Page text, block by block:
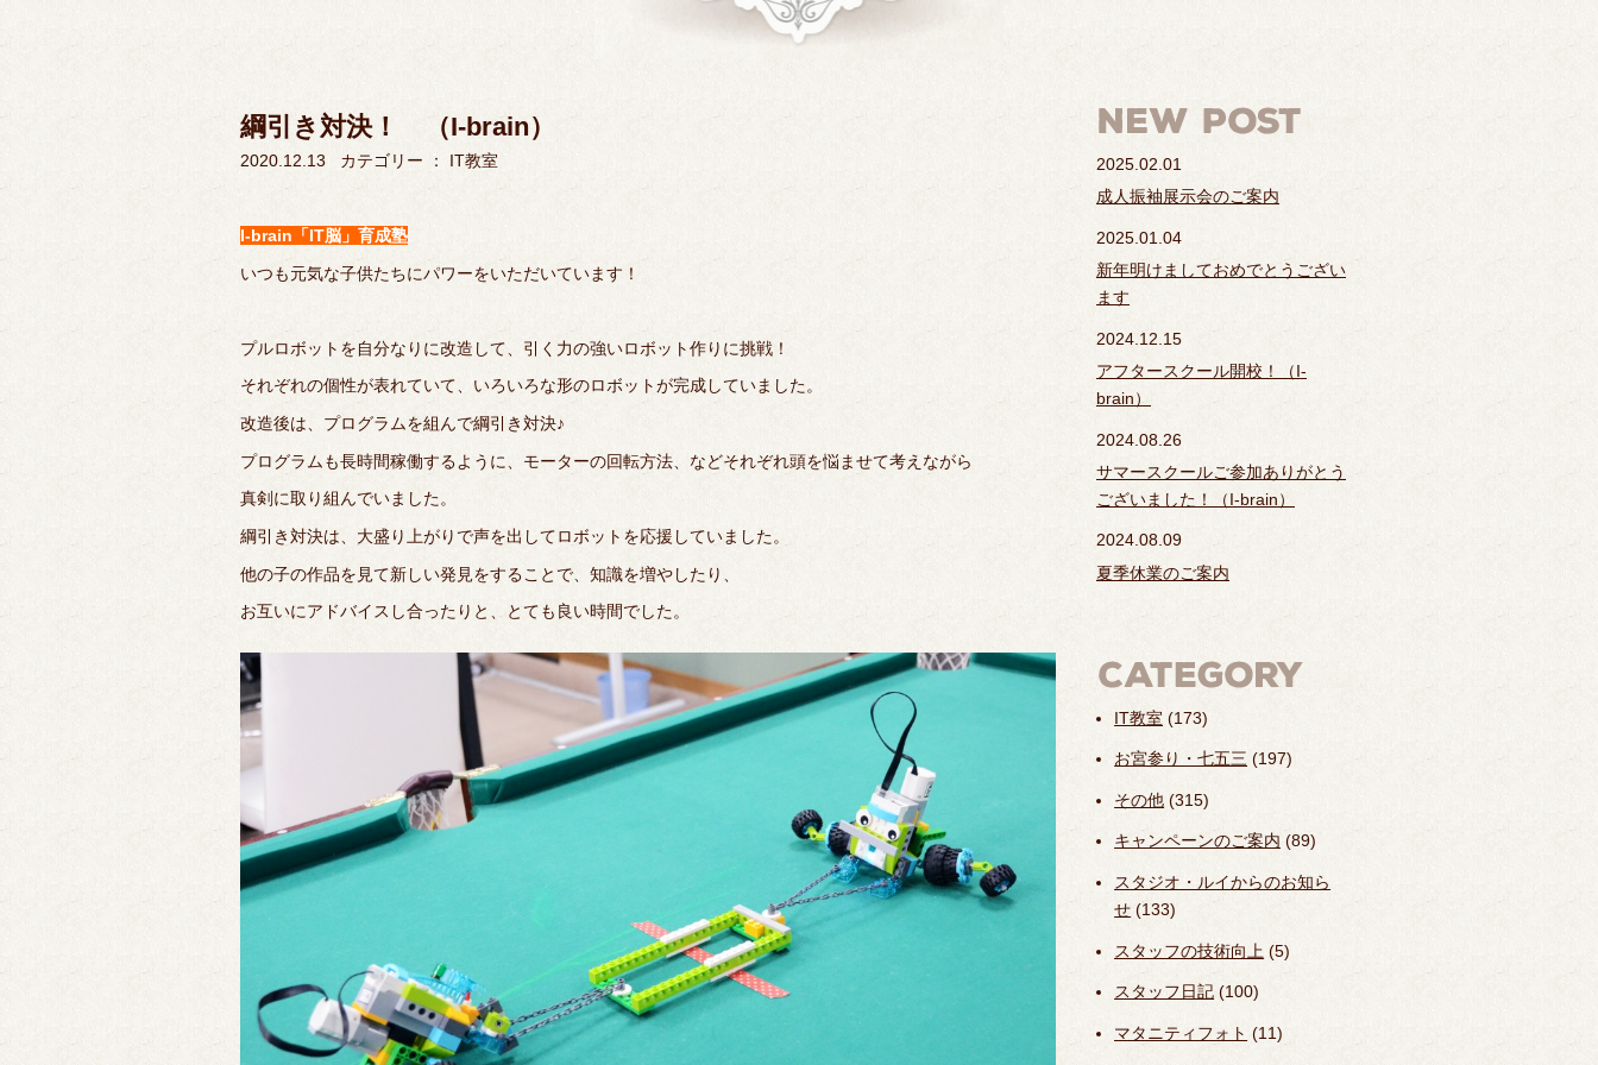
綱引き対決！ （I-brain）
2020.12.13 カテゴリー ： IT教室
I-brain「IT脳」育成塾
いつも元気な子供たちにパワーをいただいています！
プルロボットを自分なりに改造して、引く力の強いロボット作りに挑戦！
それぞれの個性が表れていて、いろいろな形のロボットが完成していました。
改造後は、プログラムを組んで綱引き対決♪
プログラムも長時間稼働するように、モーターの回転方法、などそれぞれ頭を悩ませて考えながら
真剣に取り組んでいました。
綱引き対決は、大盛り上がりで声を出してロボットを応援していました。
他の子の作品を見て新しい発見をすることで、知識を増やしたり、
お互いにアドバイスし合ったりと、とても良い時間でした。
2025.02.01
成人振袖展示会のご案内
2025.01.04
新年明けましておめでとうござい
ます
2024.12.15
アフタースクール開校！（I-
brain）
2024.08.26
サマースクールご参加ありがとう
ございました！（I-brain）
2024.08.09
夏季休業のご案内
IT教室 (173)
お宮参り・七五三 (197)
その他 (315)
キャンペーンのご案内 (89)
スタジオ・ルイからのお知ら
せ (133)
スタッフの技術向上 (5)
スタッフ日記 (100)
マタニティフォト (11)